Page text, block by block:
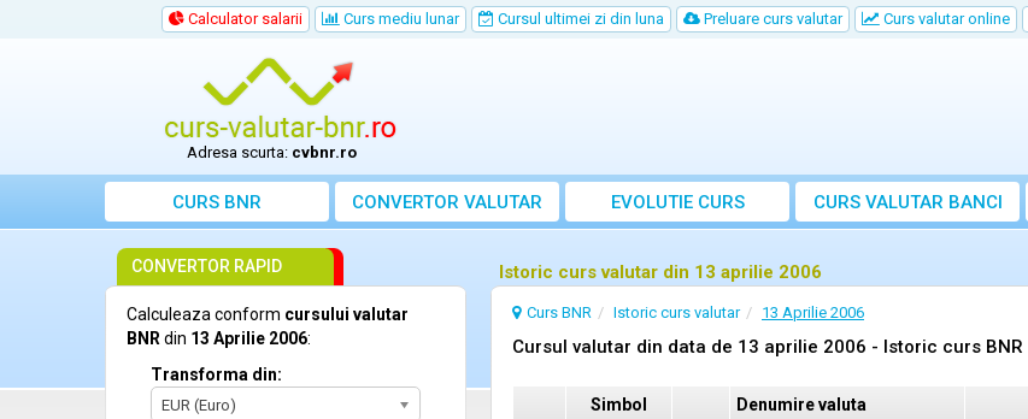
Calculator salarii Curs mediu lunar Cursul ultimei zi din luna Preluare curs valutar Curs valutar online
Adresa scurta: cvbnr.ro
CURS BNR CONVERTOR VALUTAR EVOLUTIE CURS CURS VALUTAR BANCI
Istoric curs valutar din 13 aprilie 2006
Curs BNR Istoric curs valutar 13 Aprilie 2006
Cursul valutar din data de 13 aprilie 2006 - Istoric curs BNR
Simbol Denumire valuta
CONVERTOR RAPID
Calculeaza conform cursului valutar
BNR din 13 Aprilie 2006:
Transforma din:
EUR (Euro)